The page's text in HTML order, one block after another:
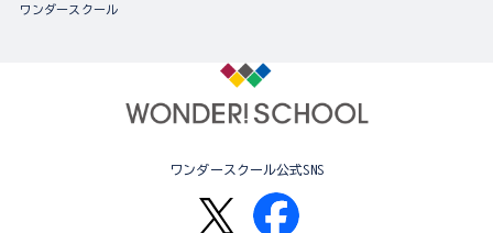
ワンダースクール
ワンダースクール公式SNS